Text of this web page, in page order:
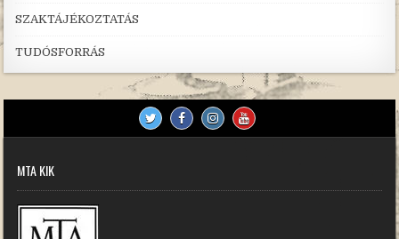
SZAKTÁJÉKOZTATÁS
TUDÓSFORRÁS
MTA KIK